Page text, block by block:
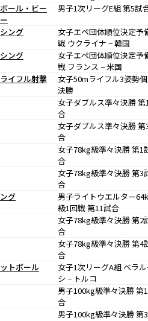
ール・ビー
男子1次リーグE組 第5試
ング
女子エペ団体順位決定予
戦 ウクライナ − 韓国
ング
女子エペ団体順位決定予
戦 フランス − 米国
イフル射撃
女子50mライフル3姿勢
決勝
女子ダブルス準々決勝 第
合
女子ダブルス準々決勝 第
合
女子78kg級準々決勝 第1
合
女子78kg級準々決勝 第3
合
グ
男子ライトウエルター
級1回戦 第11試合
女子78kg級準々決勝 第2
合
女子78kg級準々決勝 第4
合
トボール
女子1次リーグA組 ベラ
シ − トルコ
男子100kg級準々決勝 第
合
男子100kg級準々決勝 第